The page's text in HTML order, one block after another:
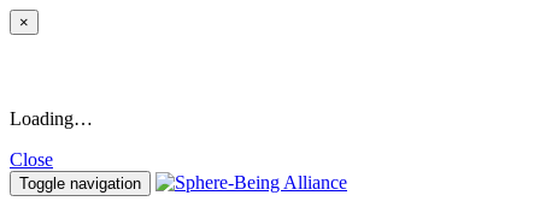
×
Loading…
Close
Toggle navigation